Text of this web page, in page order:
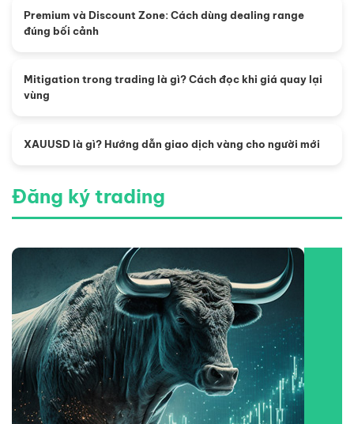
Premium và Discount Zone: Cách dùng dealing range
đúng bối cảnh
Mitigation trong trading là gì? Cách đọc khi giá quay lại
vùng
XAUUSD là gì? Hướng dẫn giao dịch vàng cho người mới
Đăng ký trading